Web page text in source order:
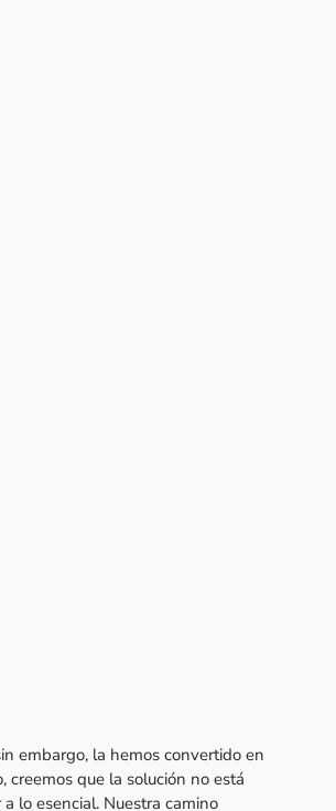
embargo, la hemos convertido en
creemos que la solución no está
lo esencial. Nuestra camino